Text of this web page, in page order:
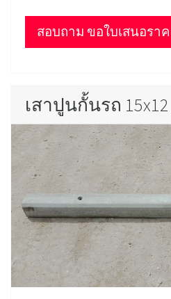
สอบถาม ขอใบเสนอรา
เสาปูนกั้นรถ 15x12